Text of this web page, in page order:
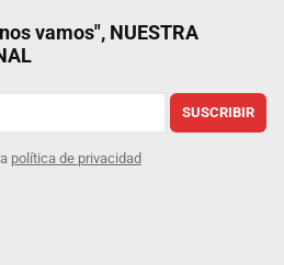
vamos", NUESTRA
SUSCRIBIR
política de privacidad